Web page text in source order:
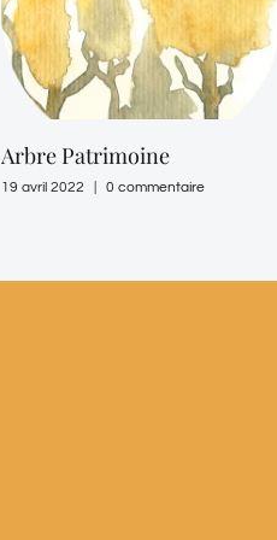
Arbre Patrimoine
19 avril 2022 0 commentaire